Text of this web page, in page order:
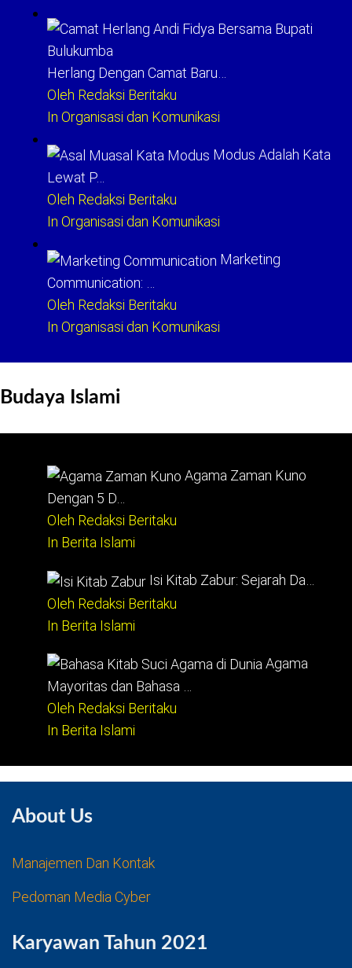
Herlang Dengan Camat Baru…
Oleh Redaksi Beritaku
In Organisasi dan Komunikasi
Modus Adalah Kata
Lewat P…
Oleh Redaksi Beritaku
In Organisasi dan Komunikasi
Marketing
Communication: …
Oleh Redaksi Beritaku
In Organisasi dan Komunikasi
Budaya Islami
Agama Zaman Kuno
Dengan 5 D…
Oleh Redaksi Beritaku
In Berita Islami
Isi Kitab Zabur: Sejarah Da…
Oleh Redaksi Beritaku
In Berita Islami
Agama
Mayoritas dan Bahasa …
Oleh Redaksi Beritaku
In Berita Islami
About Us
Manajemen Dan Kontak
Pedoman Media Cyber
Karyawan Tahun 2021